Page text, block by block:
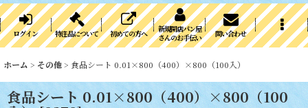
ログイン 特注品について 初めての方へ
新規開店パン屋
さんのお手伝い
問い合わせ
ホーム > その他> 食品シート 0.01×800（400）×800（100入）
食品シート 0.01×800（400）×800（100